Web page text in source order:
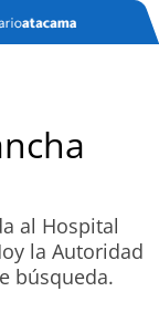
al Hospital
la Autoridad
búsqueda.